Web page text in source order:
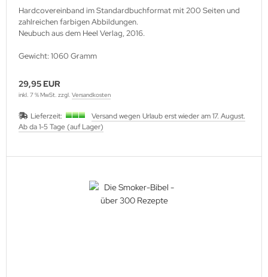
Hardcovereinband im Standardbuchformat mit 200 Seiten und
zahlreichen farbigen Abbildungen.
Neubuch aus dem Heel Verlag, 2016.
Gewicht: 1060 Gramm
29,95 EUR
inkl. 7 % MwSt. zzgl. Versandkosten
Lieferzeit:
Versand wegen Urlaub erst wieder am 17. August.
Ab da 1-5 Tage (auf Lager)